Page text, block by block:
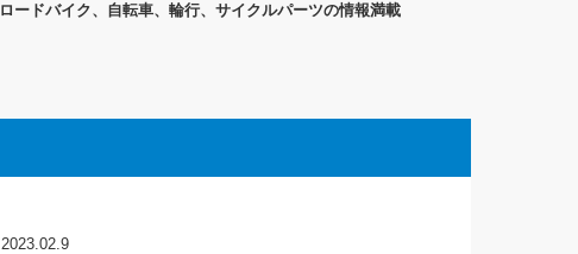
ロードバイク、自転車、輪行、サイクルパーツの情報満載
2023.02.9